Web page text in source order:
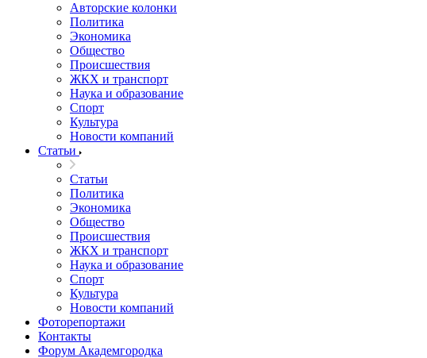
Авторские колонки
Политика
Экономика
Общество
Происшествия
ЖКХ и транспорт
Наука и образование
Спорт
Культура
Новости компаний
Статьи
Статьи
Политика
Экономика
Общество
Происшествия
ЖКХ и транспорт
Наука и образование
Спорт
Культура
Новости компаний
Фоторепортажи
Контакты
Форум Академгородка